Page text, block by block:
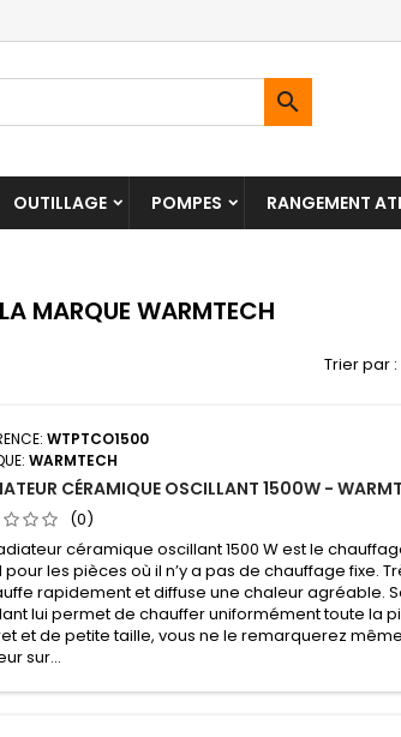

OUTILLAGE POMPES RANGEMENT
MARQUE WARMTECH
Trier par :
WTPTCO1500
WARMTECH
CÉRAMIQUE OSCILLANT 1500W -
(0)
céramique oscillant 1500 W est le
pour les pièces où il n’y a pas de chauffage fixe.
rapidement et diffuse une chaleur agréable.
lui permet de chauffer uniformément toute la
et de petite taille, vous ne le remarquerez
sur...